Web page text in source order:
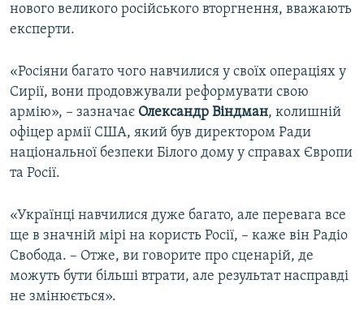
нового великого російського вторгнення, вважають
експерти.
«Росіяни багато чого навчилися у своїх операціях у
Сирії, вони продовжували реформувати свою
армію», – зазначає Олександр Віндман, колишній
офіцер армії США, який був директором Ради
національної безпеки Білого дому у справах Європи
та Росії.
«Українці навчилися дуже багато, але перевага все
ще в значній мірі на користь Росії, – каже він Радіо
Свобода. – Отже, ви говорите про сценарій, де
можуть бути більші втрати, але результат насправді
не змінюється».